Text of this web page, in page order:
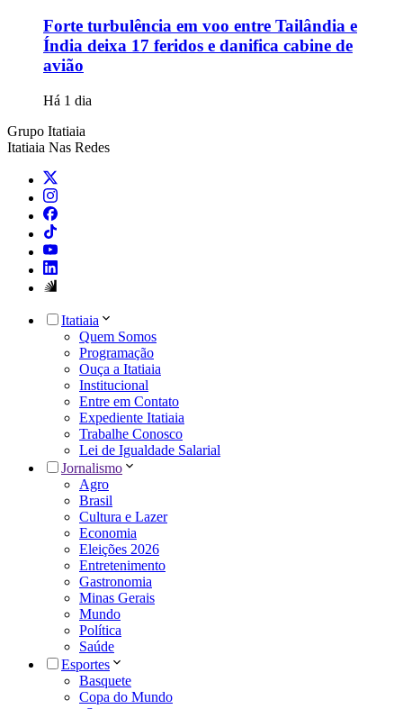
Forte turbulência em voo entre Tailândia e
Índia deixa 17 feridos e danifica cabine de
avião
Há 1 dia
Grupo Itatiaia
Itatiaia Nas Redes
Itatiaia
Quem Somos
Programação
Ouça a Itatiaia
Institucional
Entre em Contato
Expediente Itatiaia
Trabalhe Conosco
Lei de Igualdade Salarial
Jornalismo
Agro
Brasil
Cultura e Lazer
Economia
Eleições 2026
Entretenimento
Gastronomia
Minas Gerais
Mundo
Política
Saúde
Esportes
Basquete
Copa do Mundo